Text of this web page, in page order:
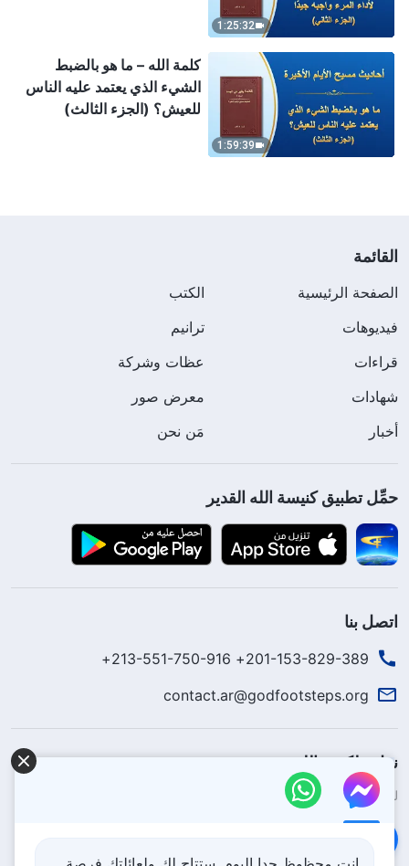
1:25:32
1:59:39
كلمة الله – ما هو بالضبط
الشيء الذي يعتمد عليه الناس
للعيش؟ (الجزء الثالث)
القائمة
الصفحة الرئيسية
الكتب
فيديوهات
ترانيم
قراءات
عظات وشركة
شهادات
معرض صور
أخبار
مَن نحن
حمِّل تطبيق كنيسة الله القدير
اتصل بنا
201-153-829-389+ 213-551-750-916+
contact.ar@godfootsteps.org
نزل ملكوت الله.
لقد نزلت المملكة بالفعل إلى الأرض! هل تريد دخوله؟